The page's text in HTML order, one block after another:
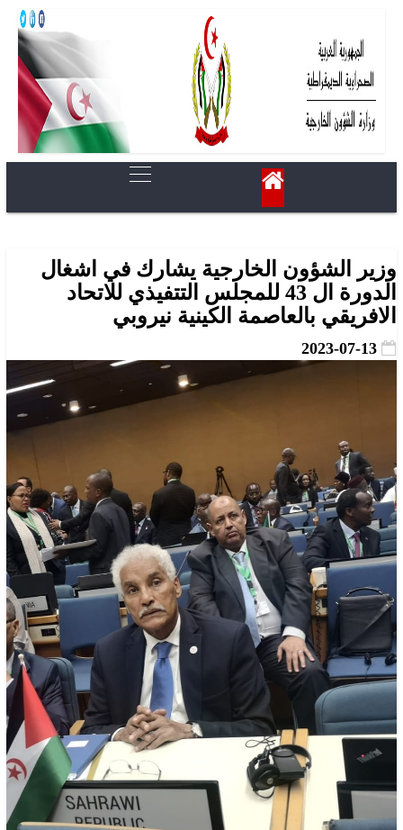
وزير الشؤون الخارجية يشارك في اشغال
الدورة ال 43 للمجلس التتفيذي للاتحاد
الافريقي بالعاصمة الكينية نيروبي
2023-07-13